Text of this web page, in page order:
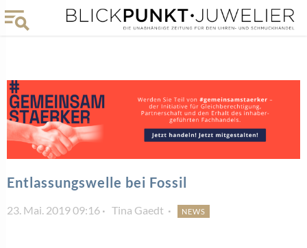
Entlassungswelle bei Fossil
23. Mai. 2019 09:16 Tina Gaedt NEWS